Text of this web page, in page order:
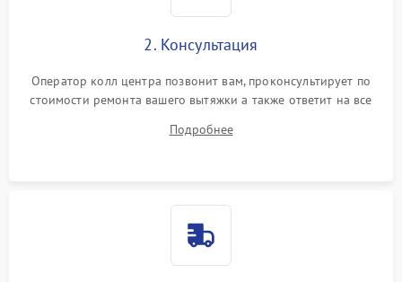
2. Консультация
Оператор колл центра позвонит вам, проконсультирует по
стоимости ремонта вашего вытяжки а также ответит на все
Подробнее